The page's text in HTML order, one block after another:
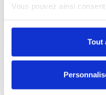
Vous pouvez ainsi
autoriser". Cependant, si
certains types de cookies,
"Personnaliser mes choix".
Tout
Échangez
Nos experts sont
répondre à toutes